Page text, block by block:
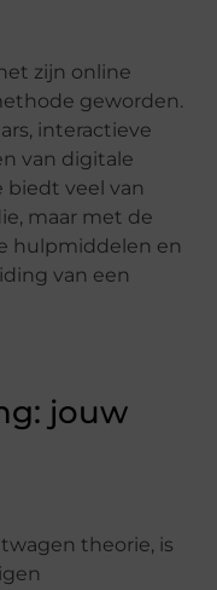
zijn online
geworden.
interactieve
van digitale
biedt veel van
maar met de
hulpmiddelen en
van een
jouw
theorie, is